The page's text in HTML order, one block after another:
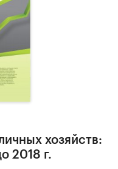
хозяйств:
2018 г.